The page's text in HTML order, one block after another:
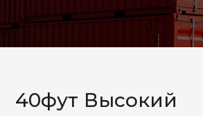
НАЗАД
40фут Высокий